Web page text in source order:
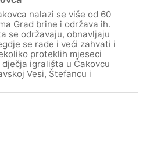
nalazi se više od 60
Grad brine i održava ih.
se održavaju, obnavljaju
se rade i veći zahvati i
proteklih mjeseci
igrališta u Čakovcu
Vesi, Štefancu i